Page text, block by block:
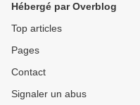
Hébergé par Overblog
Top articles
Pages
Contact
Signaler un abus